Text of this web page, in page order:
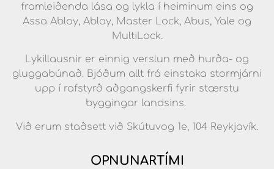
framleiðenda lása og lykla í heiminum eins og
Assa Abloy, Abloy, Master Lock, Abus, Yale og
MultiLock.
Lykillausnir er einnig verslun með hurða- og
gluggabúnað. Bjóðum allt frá einstaka stormjárni
upp í rafstyrð aðgangskerfi fyrir stærstu
byggingar landsins.
Við erum staðsett við Skútuvog 1e, 104 Reykjavík.
OPNUNARTÍMI